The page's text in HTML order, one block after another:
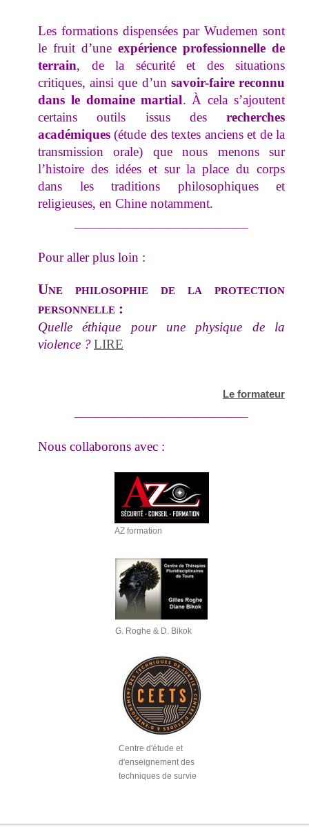
Les formations dispensées par Wudemen sont
le fruit d’une expérience professionnelle de
terrain, de la sécurité et des situations
critiques, ainsi que d’un savoir-faire reconnu
dans le domaine martial. À cela s’ajoutent
certains outils issus des recherches
académiques (étude des textes anciens et de la
transmission orale) que nous menons sur
l’histoire des idées et sur la place du corps
dans les traditions philosophiques et
religieuses, en Chine notamment.
Pour aller plus loin :
Une philosophie de la protection
personnelle :
Quelle éthique pour une physique de la
violence ?LIRE
Le formateur
Nous collaborons avec :
AZ formation
G. Roghe & D. Bikok
Centre d'étude et
d'enseignement des
techniques de survie